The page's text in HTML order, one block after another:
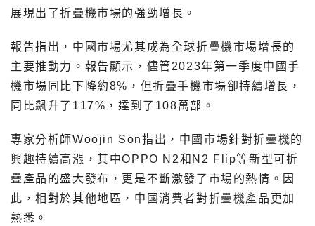
展現出了折疊機市場的強勁增長。
報告指出，中國市場尤其成為全球折疊機市場增長的
主要推動力。報告顯示，儘管2023年第一季度中國手
機市場同比下降約8%，但折疊手機市場卻持續增長，
同比飆升了117%，達到了108萬部。
專家分析師Woojin Son指出，中國市場針對折疊機的
興趣持續高漲，其中OPPO N2和N2 Flip等新型可折
疊產品的盛大發布，更是不斷激發了市場的熱情。因
此，相對於其他地區，中國消費者對折疊機產品更加
熟悉。